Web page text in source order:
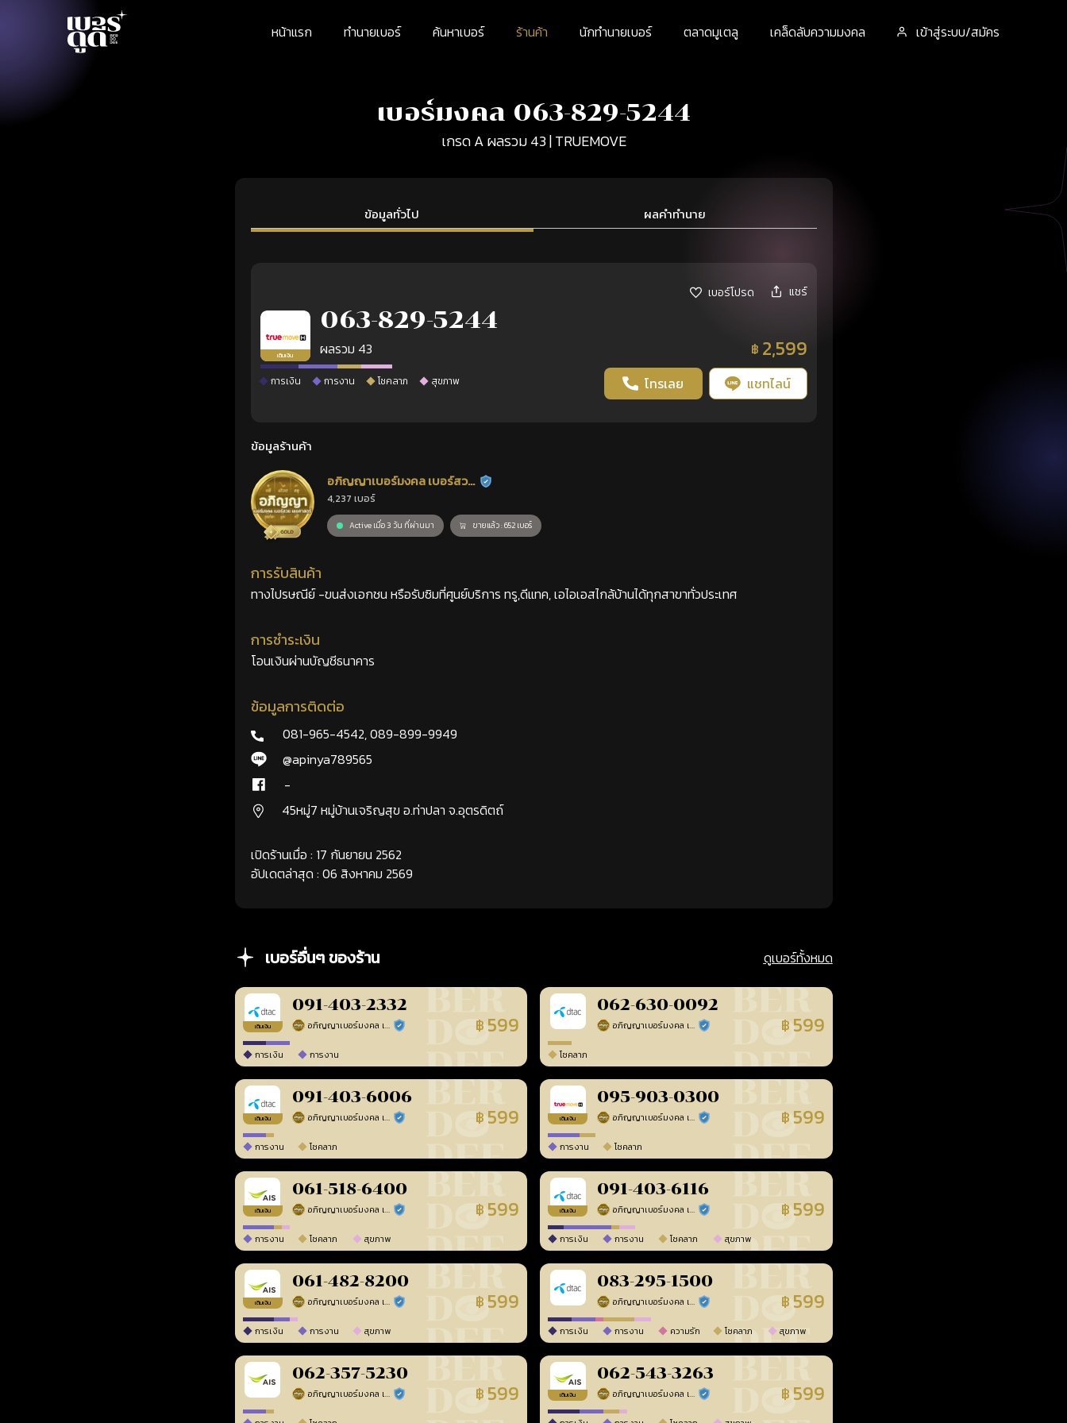
หน้าแรก ทำนายเบอร์ ค้นหาเบอร์ ร้านค้า นักทำนายเบอร์ ตลาดมูเตลู เคล็ดลับความมงคล เข้าสู่ระบบ/สมัคร
เบอร์มงคล 063-829-5244
เกรด A ผลรวม 43 | TRUEMOVE
ข้อมูลทั่วไป ผลคำทำนาย
เบอร์โปรด แชร์
เติมเงิน
063-829-5244
ผลรวม 43 ฿ 2,599
การเงิน การงาน โชคลาภ สุขภาพ โทรเลย แชทไลน์
ข้อมูลร้านค้า
อภิญญาเบอร์มงคล เบอร์สวย
เลขศาสตร์
ร้านยืนยันแล้ว
4,237 เบอร์
Active เมื่อ 3 วัน ที่ผ่านมา ขายแล้ว : 652 เบอร์
การรับสินค้า
ทางไปรษณีย์ -ขนส่งเอกชน หรือรับซิมที่ศูนย์บริการ ทรู,ดีแทค, เอไอเอสไกล้บ้านได้ทุกสาขาทั่วประเทศ
การชำระเงิน
โอนเงินผ่านบัญชีธนาคาร
ข้อมูลการติดต่อ
081-965-4542,089-899-9949
@apinya789565
-
45หมู่7 หมู่บ้านเจริญสุข อ.ท่าปลา จ.อุตรดิตถ์
เปิดร้านเมื่อ : 17 กันยายน 2562
อัปเดตล่าสุด : 06 สิงหาคม 2569
เบอร์อื่นๆ ของร้าน ดูเบอร์ทั้งหมด
เติมเงิน
091-403-2332
อภิญญาเบอร์มงคล เบอร์สวยเลขศาสตร์ ร้านยืนยันแล้ว ฿ 599
การเงิน การงาน
062-630-0092
อภิญญาเบอร์มงคล เบอร์สวยเลขศาสตร์ ร้านยืนยันแล้ว ฿ 599
โชคลาภ
เติมเงิน
091-403-6006
อภิญญาเบอร์มงคล เบอร์สวยเลขศาสตร์ ร้านยืนยันแล้ว ฿ 599
การงาน โชคลาภ
เติมเงิน
095-903-0300
อภิญญาเบอร์มงคล เบอร์สวยเลขศาสตร์ ร้านยืนยันแล้ว ฿ 599
การงาน โชคลาภ
เติมเงิน
061-518-6400
อภิญญาเบอร์มงคล เบอร์สวยเลขศาสตร์ ร้านยืนยันแล้ว ฿ 599
การงาน โชคลาภ สุขภาพ
เติมเงิน
091-403-6116
อภิญญาเบอร์มงคล เบอร์สวยเลขศาสตร์ ร้านยืนยันแล้ว ฿ 599
การเงิน การงาน โชคลาภ สุขภาพ
เติมเงิน
061-482-8200
อภิญญาเบอร์มงคล เบอร์สวยเลขศาสตร์ ร้านยืนยันแล้ว ฿ 599
การเงิน การงาน สุขภาพ
083-295-1500
อภิญญาเบอร์มงคล เบอร์สวยเลขศาสตร์ ร้านยืนยันแล้ว ฿ 599
การเงิน การงาน ความรัก โชคลาภ สุขภาพ
062-357-5230
อภิญญาเบอร์มงคล เบอร์สวยเลขศาสตร์ ร้านยืนยันแล้ว ฿ 599 เติมเงิน
062-543-3263
อภิญญาเบอร์มงคล เบอร์สวยเลขศาสตร์ ร้านยืนยันแล้ว ฿ 599